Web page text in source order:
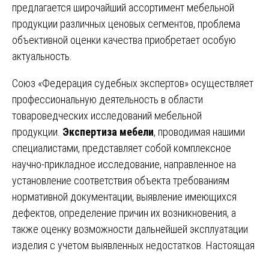
предлагается широчайший ассортимент мебельной
продукции различных ценовых сегментов, проблема
объективной оценки качества приобретает особую
актуальность.
Союз «Федерация судебных экспертов» осуществляет
профессиональную деятельность в области
товароведческих исследований мебельной
продукции. Экспертиза мебели, проводимая нашими
специалистами, представляет собой комплексное
научно-прикладное исследование, направленное на
установление соответствия объекта требованиям
нормативной документации, выявление имеющихся
дефектов, определение причин их возникновения, а
также оценку возможности дальнейшей эксплуатации
изделия с учетом выявленных недостатков. Настоящая